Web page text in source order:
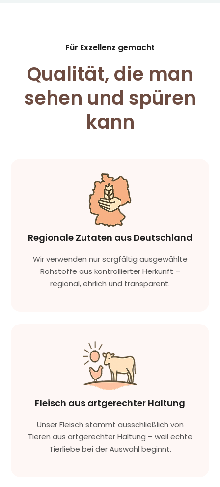
Für Exzellenz gemacht
Qualität, die man
sehen und spüren
kann
Regionale Zutaten aus Deutschland
Wir verwenden nur sorgfältig ausgewählte
Rohstoffe aus kontrollierter Herkunft –
regional, ehrlich und transparent.
Fleisch aus artgerechter Haltung
Unser Fleisch stammt ausschließlich von
Tieren aus artgerechter Haltung – weil echte
Tierliebe bei der Auswahl beginnt.